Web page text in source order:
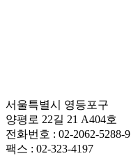
서울특별시 영등포구
양평로 22길 21 A404호
전화번호 : 02-2062-5288-9
팩스 : 02-323-4197